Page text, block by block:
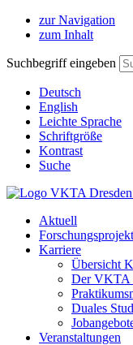
zur Navigation
zum Inhalt
Suchbegriff eingeben
Deutsch
English
Leichte Sprache
Schriftgröße
Kontrast
Suche
Aktuell
Karriere
Übersicht
Der VKTA
Duales
Veranstaltungen